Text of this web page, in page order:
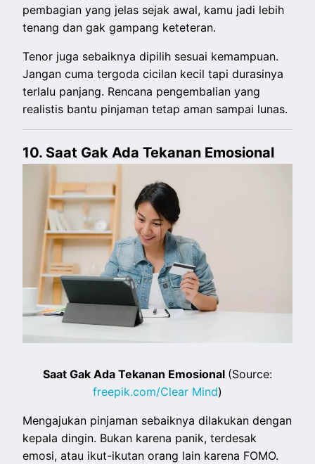
pembagian yang jelas sejak awal, kamu jadi lebih
tenang dan gak gampang keteteran.
Tenor juga sebaiknya dipilih sesuai kemampuan.
Jangan cuma tergoda cicilan kecil tapi durasinya
terlalu panjang. Rencana pengembalian yang
realistis bantu pinjaman tetap aman sampai lunas.
10. Saat Gak Ada Tekanan Emosional
Saat Gak Ada Tekanan Emosional (Source:
freepik.com/Clear Mind)
Mengajukan pinjaman sebaiknya dilakukan dengan
kepala dingin. Bukan karena panik, terdesak
emosi, atau ikut-ikutan orang lain karena FOMO.